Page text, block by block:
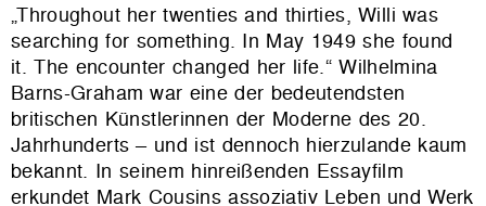
„Throughout her twenties and thirties, Willi was
searching for something. In May 1949 she found
it. The encounter changed her life.“ Wilhelmina
Barns-Graham war eine der bedeutendsten
britischen Künstlerinnen der Moderne des 20.
Jahrhunderts – und ist dennoch hierzulande kaum
bekannt. In seinem hinreißenden Essayfilm
erkundet Mark Cousins assoziativ Leben und Werk